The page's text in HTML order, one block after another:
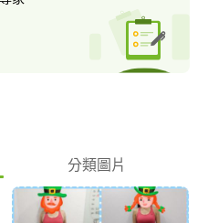
分類圖片